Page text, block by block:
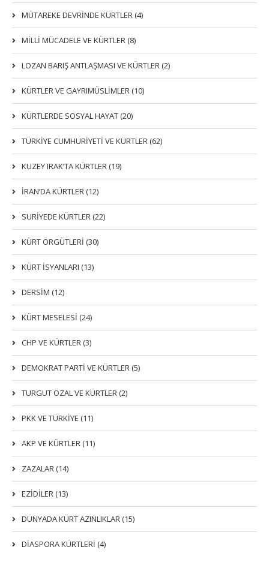
MÜTAREKE DEVRİNDE KÜRTLER (4)
MİLLİ MÜCADELE VE KÜRTLER (8)
LOZAN BARIŞ ANTLAŞMASI VE KÜRTLER (2)
KÜRTLER VE GAYRIMÜSLIMLER (10)
KÜRTLERDE SOSYAL HAYAT (20)
TÜRKİYE CUMHURİYETİ VE KÜRTLER (62)
KUZEY IRAK’TA KÜRTLER (19)
İRAN’DA KÜRTLER (12)
SURİYEDE KÜRTLER (22)
KÜRT ÖRGÜTLERİ (30)
KÜRT İSYANLARI (13)
DERSIM (12)
KÜRT MESELESİ (24)
CHP VE KÜRTLER (3)
DEMOKRAT PARTI VE KÜRTLER (5)
TURGUT ÖZAL VE KÜRTLER (2)
PKK VE TÜRKIYE (11)
AKP VE KÜRTLER (11)
ZAZALAR (14)
EZIDILER (13)
DÜNYADA KÜRT AZINLIKLAR (15)
DİASPORA KÜRTLERİ (4)